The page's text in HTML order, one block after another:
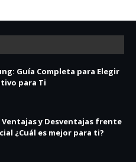
Guía Completa para Elegir
para Ti
Ventajas y Desventajas frente
¿Cuál es mejor para ti?